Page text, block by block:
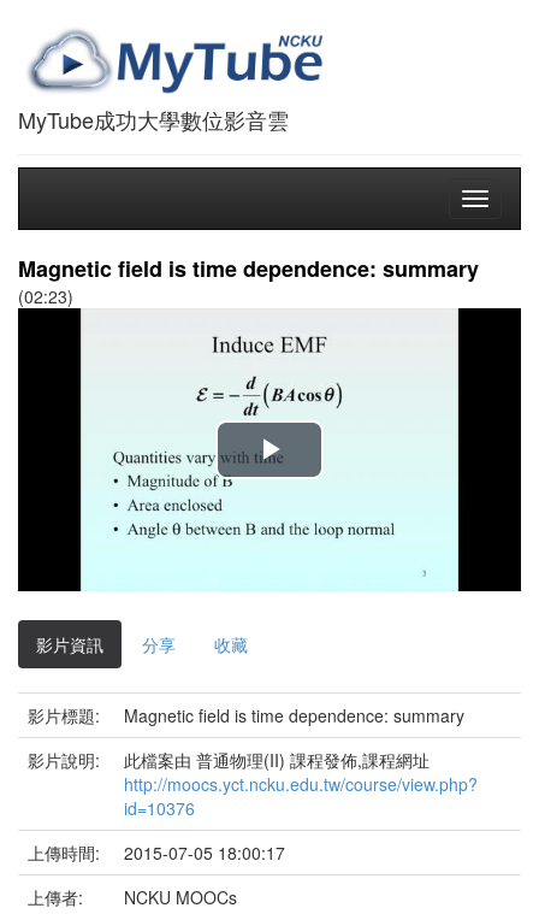
MyTube成功大學數位影音雲
Toggle
Magnetic field is time dependence: summary
(02:23)
播
放
影
影片資訊 分享 收藏
影片標題:
Magnetic field is time dependence: summary
影片說明:
此檔案由 普通物理(II) 課程發佈,課程網址
http://moocs.yct.ncku.edu.tw/course/view.php?
id=10376
上傳時間:
2015-07-05 18:00:17
上傳者:
NCKU MOOCs